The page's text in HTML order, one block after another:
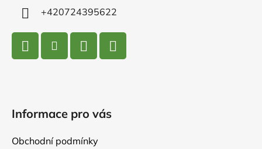
+420724395622
Informace pro vás
Obchodní podmínky